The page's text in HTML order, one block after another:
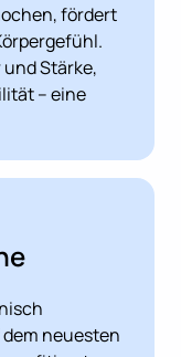
fördert
Stärke,
– eine
neuesten